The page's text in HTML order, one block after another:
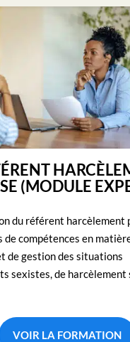
(MODULE
du référent harcèlement
de compétences en
de gestion des situations
sexistes, de harcèlement
VOIR LA FORMATION